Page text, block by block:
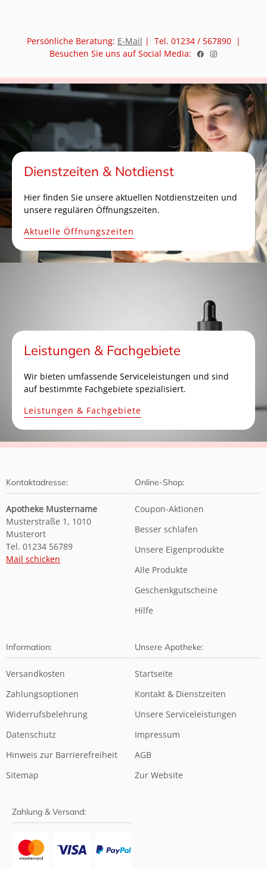
Persönliche Beratung: E-Mail | Tel. 01234 / 567890 |
Besuchen Sie uns auf Social Media:
Dienstzeiten & Notdienst
Hier finden Sie unsere aktuellen Notdienstzeiten und
unsere regulären Öffnungszeiten.
Aktuelle Öffnungszeiten
Leistungen & Fachgebiete
Wir bieten umfassende Serviceleistungen und sind
auf bestimmte Fachgebiete spezialisiert.
Leistungen & Fachgebiete
Kontaktadresse:
Apotheke Mustername
Musterstraße 1, 1010
Musterort
Tel. 01234 56789
Mail schicken
Online-Shop:
Coupon-Aktionen
Besser schlafen
Unsere Eigenprodukte
Alle Produkte
Geschenkgutscheine
Hilfe
Information:
Versandkosten
Zahlungsoptionen
Widerrufsbelehrung
Datenschutz
Hinweis zur Barrierefreiheit
Sitemap
Unsere Apotheke:
Startseite
Kontakt & Dienstzeiten
Unsere Serviceleistungen
Impressum
AGB
Zur Website
Zahlung & Versand: